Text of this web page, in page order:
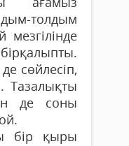
толдым
сөйлесіп,
Тазалықты
де соны
бір қыры